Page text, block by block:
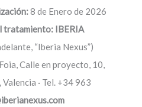
8 de Enero de 2026
tratamiento: IBERIA
“Iberia Nexus”)
Calle en proyecto, 10,
· Tel. +34 963